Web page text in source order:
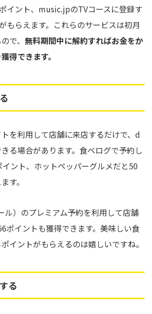
イント、music.jpのTVコースに登録す
もらえます。これらのサービスは初月
で、 無料期間中に解約すればお金をか
得できます。
を利用して店舗に来店するだけで、d
る場合があります。食べログで予約し
ント、ホットペッパーグルメだと50
す。
ル）のプレミアム予約を利用して店舗
ポイントも獲得できます。美味しい食
イントがもらえるのは嬉しいですね。
る